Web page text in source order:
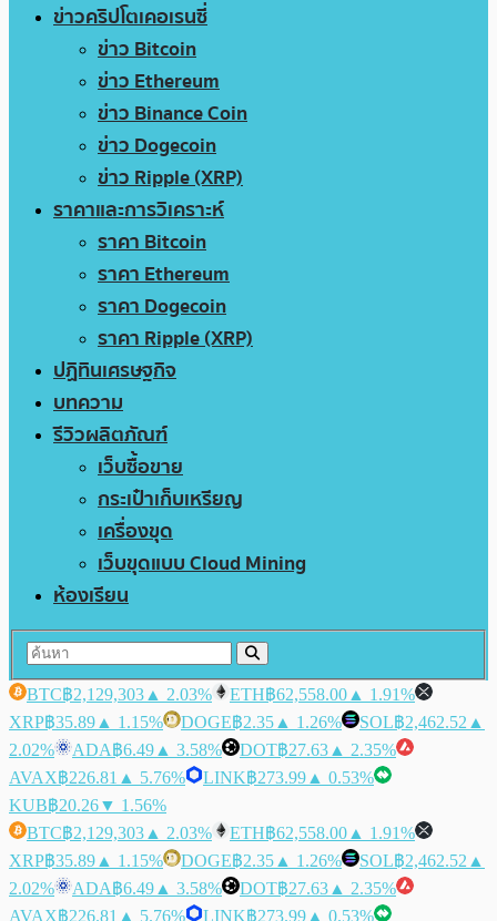
ข่าวคริปโตเคอเรนซี่
ข่าว Bitcoin
ข่าว Ethereum
ข่าว Binance Coin
ข่าว Dogecoin
ข่าว Ripple (XRP)
ราคาและการวิเคราะห์
ราคา Bitcoin
ราคา Ethereum
ราคา Dogecoin
ราคา Ripple (XRP)
ปฏิทินเศรษฐกิจ
บทความ
รีวิวผลิตภัณฑ์
เว็บซื้อขาย
กระเป๋าเก็บเหรียญ
เครื่องขุด
เว็บขุดแบบ Cloud Mining
ห้องเรียน
BTC฿2,129,303 ▲ 2.03% ETH฿62,558.00 ▲ 1.91%
XRP฿35.89 ▲ 1.15% DOGE฿2.35 ▲ 1.26% SOL฿2,462.52 ▲
2.02%
ADA฿6.49 ▲ 3.58% DOT฿27.63 ▲ 2.35%
AVAX฿226.81 ▲ 5.76% LINK฿273.99 ▲ 0.53%
KUB฿20.26▼ 1.56%
BTC฿2,129,303 ▲ 2.03% ETH฿62,558.00 ▲ 1.91%
XRP฿35.89 ▲ 1.15% DOGE฿2.35 ▲ 1.26% SOL฿2,462.52 ▲
2.02%
ADA฿6.49 ▲ 3.58% DOT฿27.63 ▲ 2.35%
AVAX฿226.81 ▲ 5.76% LINK฿273.99 ▲ 0.53%